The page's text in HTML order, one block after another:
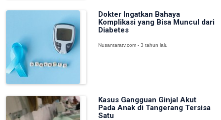
Dokter Ingatkan Bahaya
Komplikasi yang Bisa Muncul dari
Diabetes
Nusantaratv.com - 3 tahun lalu
Kasus Gangguan Ginjal Akut
Pada Anak di Tangerang Tersisa
Satu